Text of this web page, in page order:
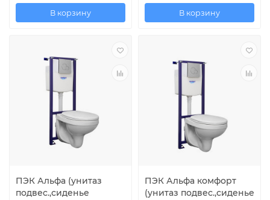
В корзину В корзину
ПЭК Альфа (унитаз
подвес.,сиденье
ПЭК Альфа комфорт
(унитаз подвес.,сиденье